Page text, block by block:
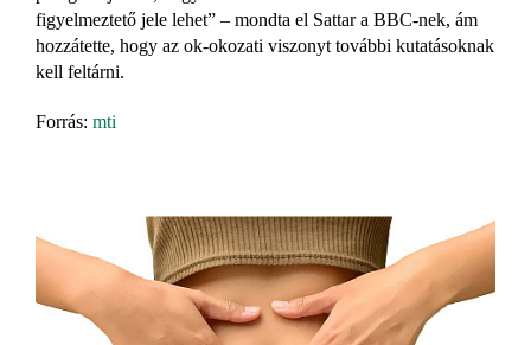
figyelmeztető jele lehet” – mondta el Sattar a BBC-nek, ám
hozzátette, hogy az ok-okozati viszonyt további kutatásoknak
kell feltárni.
Forrás: mti